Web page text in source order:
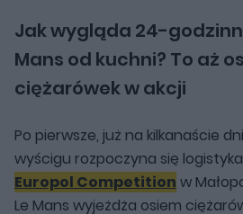
Jak wygląda 24-
Mans od kuchni? To aż
ciężarówek w akcji
Po pierwsze, już na kilkanaście
wyścigu rozpoczyna się
Europol Competition w
Le Mans wyjeżdża osiem